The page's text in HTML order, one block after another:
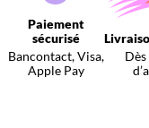
Paiement
sécurisé
Bancontact, Visa,
Apple Pay